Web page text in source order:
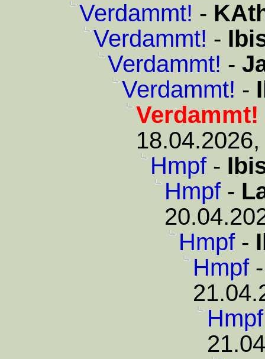
Verdammt! -
Verdammt! -
Verdammt! -
Verdammt! -
Verdammt!
Hmpf-
Hmpf-
Hmpf-
Hmpf
Hmpf